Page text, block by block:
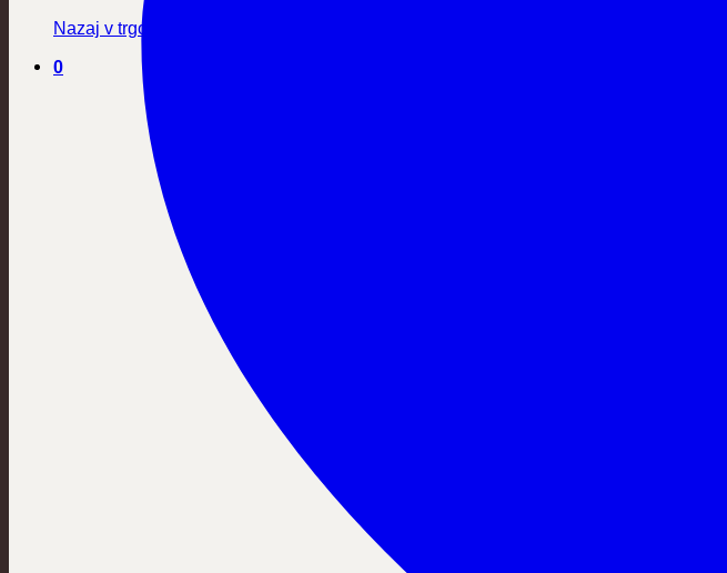
Nazaj v trgovino
0